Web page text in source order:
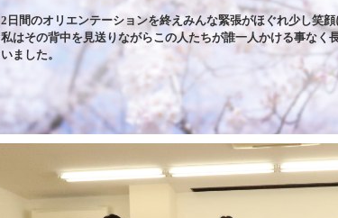
2 日間のオリエンテーションを終えみんな緊張がほぐれ少し笑
私はその背中を見送りながらこの人たちが誰一人かける事なく
いました。